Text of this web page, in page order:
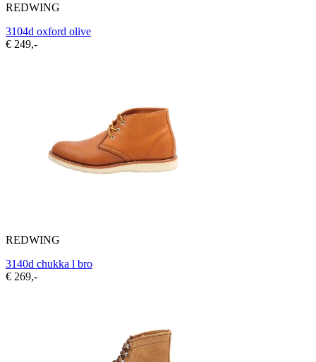
REDWING
3104d oxford olive
€ 249,-
REDWING
3140d chukka l bro
€ 269,-